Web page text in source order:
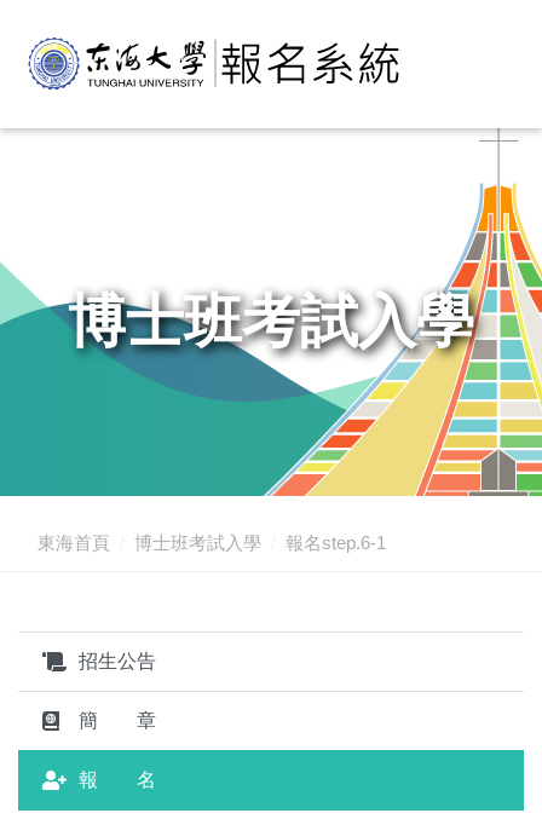
博士班考試入學
東海首頁 博士班考試入學 報名step.6-1
招生公告
簡 章
報 名